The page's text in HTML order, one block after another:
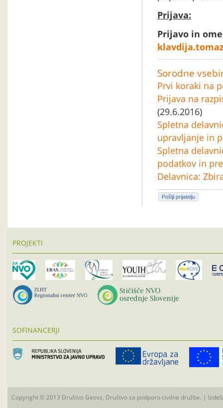
Prijava:
Prijavo in
Sorodne
Prvi koraki na
Prijava na
(29.6.2016)
Spletna
upravljanje in
Spletna
podatkov in
Delavnica:
Pošlji prijatelju
PROJEKTI
SOFINANCERJI
Copyright © 2013 Društvo Geoss, Društvo za podporo civilne družbe. |